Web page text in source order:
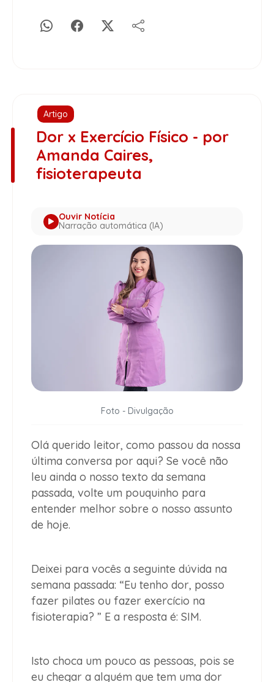
Artigo
Dor x Exercício Físico - por
Amanda Caires,
fisioterapeuta
Ouvir Notícia
Narração automática (IA)
Foto - Divulgação
Olá querido leitor, como passou da nossa
última conversa por aqui? Se você não
leu ainda o nosso texto da semana
passada, volte um pouquinho para
entender melhor sobre o nosso assunto
de hoje.
Deixei para vocês a seguinte dúvida na
semana passada: “Eu tenho dor, posso
fazer pilates ou fazer exercício na
fisioterapia? ” E a resposta é: SIM.
Isto choca um pouco as pessoas, pois se
eu chegar a alguém que tem uma dor